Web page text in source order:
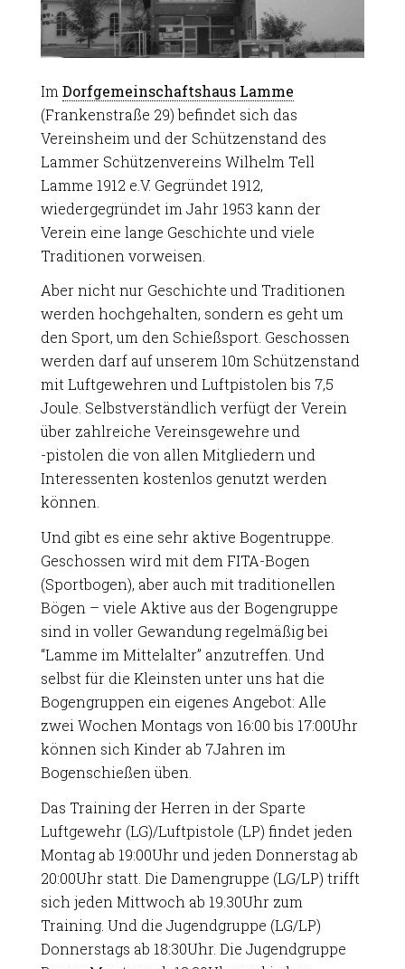
Im Dorfgemeinschaftshaus Lamme
(Frankenstraße 29) befindet sich das
Vereinsheim und der Schützenstand des
Lammer Schützenvereins Wilhelm Tell
Lamme 1912 e.V. Gegründet 1912,
wiedergegründet im Jahr 1953 kann der
Verein eine lange Geschichte und viele
Traditionen vorweisen.
Aber nicht nur Geschichte und Traditionen
werden hochgehalten, sondern es geht um
den Sport, um den Schießsport. Geschossen
werden darf auf unserem 10m Schützenstand
mit Luftgewehren und Luftpistolen bis 7,5
Joule. Selbstverständlich verfügt der Verein
über zahlreiche Vereinsgewehre und
-pistolendie von allen Mitgliedern und
Interessenten kostenlos genutzt werden
können.
Und gibt es eine sehr aktive Bogentruppe.
Geschossen wird mit dem FITA-Bogen
(Sportbogen), aber auch mit traditionellen
Bögen – viele Aktive aus der Bogengruppe
sind in voller Gewandung regelmäßig bei
“Lamme im Mittelalter” anzutreffen. Und
selbst für die Kleinsten unter uns hat die
Bogengruppen ein eigenes Angebot: Alle
zwei Wochen Montags von 16:00 bis 17:00Uhr
können sich Kinder ab 7Jahren im
Bogenschießen üben.
Das Training der Herren in der Sparte
Luftgewehr (LG)/Luftpistole (LP) findet jeden
Montag ab 19:00Uhr und jeden Donnerstag ab
20:00Uhr statt. Die Damengruppe (LG/LP) trifft
sich jeden Mittwoch ab 19.30Uhr zum
Training. Und die Jugendgruppe (LG/LP)
Donnerstags ab 18:30Uhr. Die Jugendgruppe